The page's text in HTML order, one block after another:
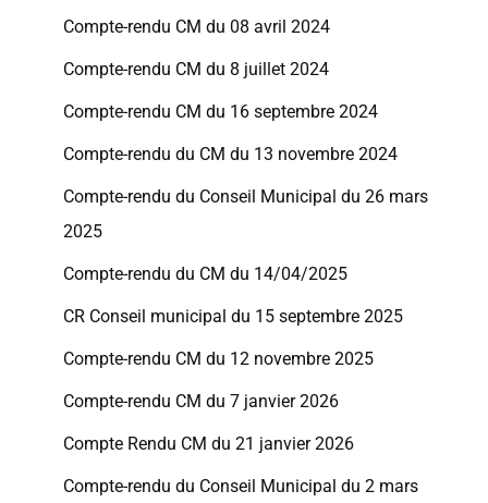
Compte-rendu CM du 08 avril 2024
Compte-rendu CM du 8 juillet 2024
Compte-rendu CM du 16 septembre 2024
Compte-rendu du CM du 13 novembre 2024
Compte-rendu du Conseil Municipal du 26 mars
2025
Compte-rendu du CM du 14/04/2025
CR Conseil municipal du 15 septembre 2025
Compte-rendu CM du 12 novembre 2025
Compte-rendu CM du 7 janvier 2026
Compte Rendu CM du 21 janvier 2026
Compte-rendu du Conseil Municipal du 2 mars